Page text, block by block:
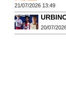
21/07/2026 13:49
20/07/